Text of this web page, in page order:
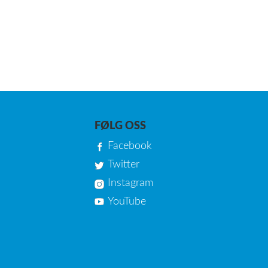
FØLG OSS
Facebook
Twitter
Instagram
YouTube